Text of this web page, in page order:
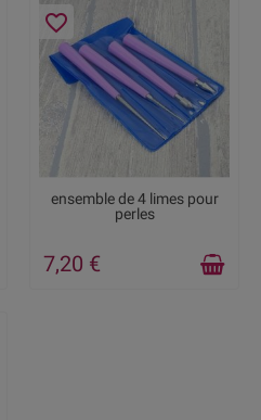
RUPTURE DE STOCK
favorite_border
ensemble de 4 limes pour
perles
7,20 €